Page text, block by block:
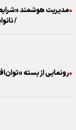
مدیریت هوشمند
/
رونمایی از بسته